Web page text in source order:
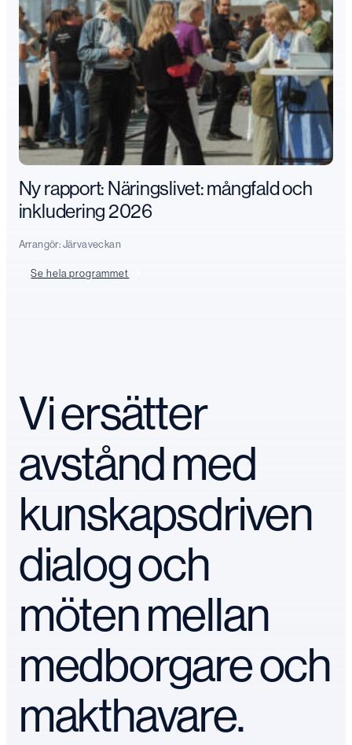
Ny rapport: Näringslivet: mångfald och
inkludering 2026
Arrangör:Järvaveckan
Se hela programmet
Vi ersätter
avstånd med
kunskapsdriven
dialog och
möten mellan
medborgare och
makthavare.